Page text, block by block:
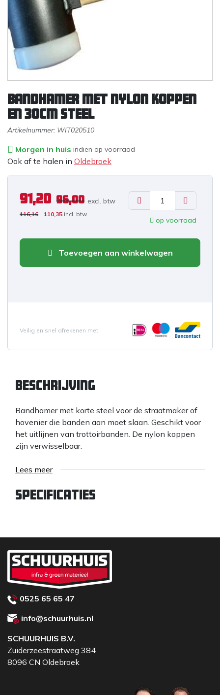
Bandhamer met nylon koppen
en 30cm steel
Artikelnummer: WIT020510
Morgen in huis indien op voorraad
Ook af te halen in Oldebroek
91,20 96,00 excl. btw
116,16 110,35 incl. btw
op voorraad
Toevoegen aan winkelwagen
Veilig en snel afrekenen met
Beschrijving
Bandhamer met korte steel voor de straatmaker of
hovenier die banden aan moet slaan. Geschikt voor
het uitlijnen van trottoirbanden. De nylon koppen
zijn verwisselbaar.
Lees meer
Specificaties
0525 65 65 47
info@schuurhuis.nl
SCHUURHUIS B.V.
Zuiderzeestraatweg 384
8096 CN Oldebroek